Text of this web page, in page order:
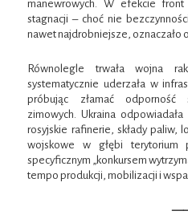
manewrowych. W efekcie front
stagnacji – choć nie
nawet najdrobniejsze, oznaczało
Równolegle trwała wojna
systematycznie uderzała w
próbując złamać odporność
zimowych. Ukraina
rosyjskie rafinerie, składy paliw,
wojskowe w głębi terytorium
specyficznym „konkursem
tempo produkcji, mobilizacji i
—–